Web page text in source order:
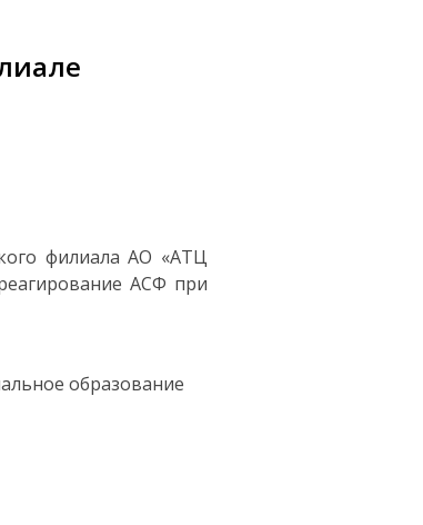
филиала АО «АТЦ
АСФ при
образование